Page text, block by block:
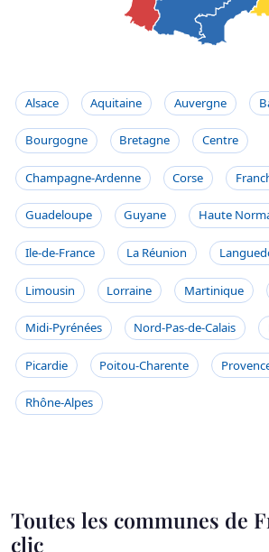
Alsace Aquitaine Auvergne
Bourgogne Bretagne Centre
Champagne-Ardenne Corse
Guadeloupe Guyane Haute
Ile-de-France La Réunion
Limousin Lorraine Martinique
Midi-Pyrénées Nord-Pas-de-Calais
Picardie Poitou-Charente
Rhône-Alpes
Toutes les communes de
clic